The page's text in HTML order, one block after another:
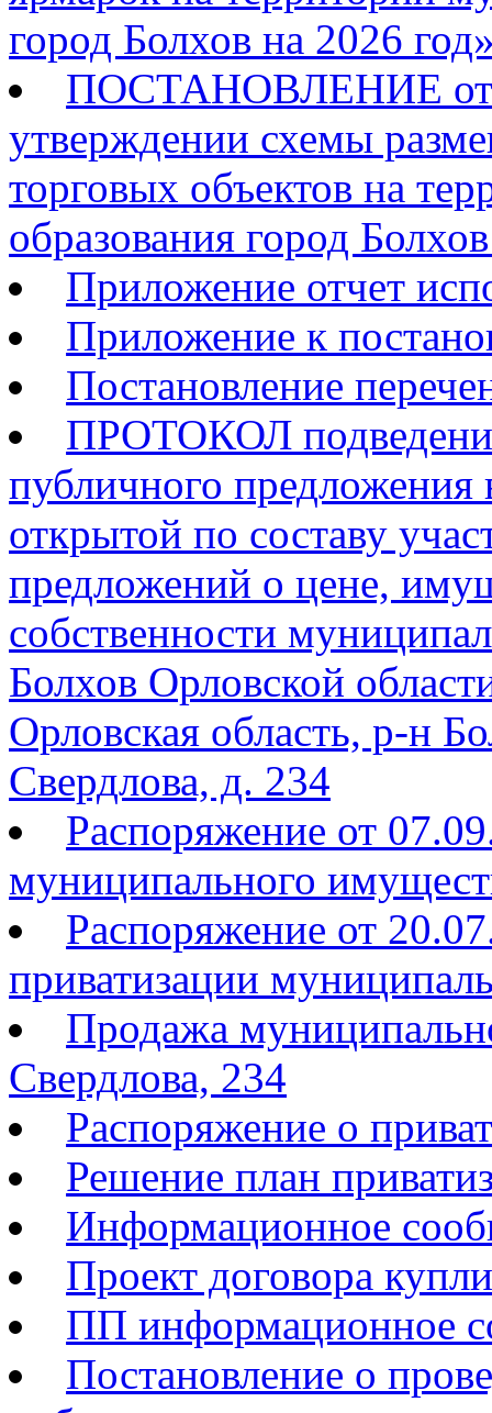
город Болхов на 2026
ПОСТАНОВЛЕНИЕ от
утверждении схемы
торговых объектов на
образования город
Приложение отчет
Приложение к
Постановление
ПРОТОКОЛ
публичного
открытой по составу
предложений о цене,
собственности
Болхов Орловской
Орловская область, р-н
Свердлова, д. 234
Распоряжение от
муниципального
Распоряжение от
приватизации
Продажа
Свердлова, 234
Распоряжение о
Решение план
Информационное
Проект договора
ПП информационное
Постановление о